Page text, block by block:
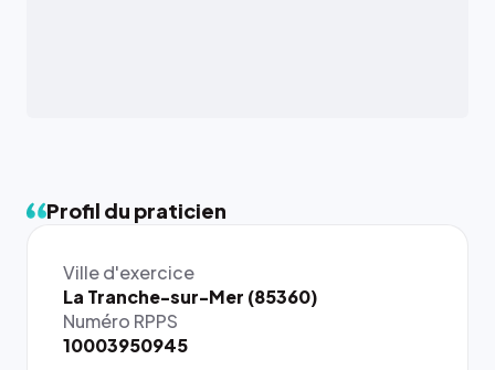
Profil du praticien
Ville d'exercice
La Tranche-sur-Mer (85360)
Numéro RPPS
10003950945
{# 40×40
: la taille
rendue par
`.profile-